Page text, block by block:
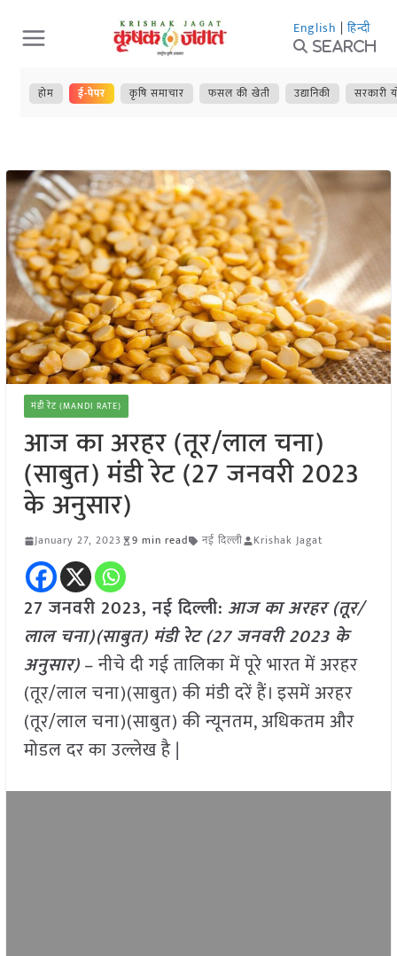
Skip
to
content
English | हिन्दी
Search
होम ई-पेपर कृषि समाचार फसल की खेती उद्यानिकी सरकारी
मंडी रेट (MANDI RATE)
आज का अरहर (तूर/लाल चना)
(साबुत) मंडी रेट (27 जनवरी 2023
के अनुसार)
January 27, 2023 9 min read नई दिल्ली Krishak Jagat
27 जनवरी 2023, नई दिल्ली: आज का अरहर (तूर/
लाल चना)(साबुत) मंडी रेट (27 जनवरी 2023के
अनुसार)– नीचे दी गई तालिका में पूरे भारत में अरहर
(तूर/लाल चना)(साबुत) की मंडी दरें हैं। इसमें अरहर
(तूर/लाल चना)(साबुत) की न्यूनतम, अधिकतम और
मोडल दर का उल्लेख है |